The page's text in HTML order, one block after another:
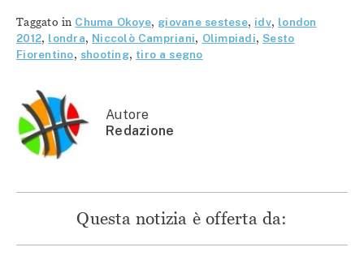
Twitter
(Si
apre
in
una
(Si
apre
in
una
nuova
apre
in
una
(Si
apre
in
una
Taggato in Chuma Okoye, giovane sestese, idv, london
2012, londra, Niccolò Campriani, Olimpiadi,Sesto
Fiorentino, shooting, tiro a segno
Autore
Redazione
Questa notizia è offerta da: